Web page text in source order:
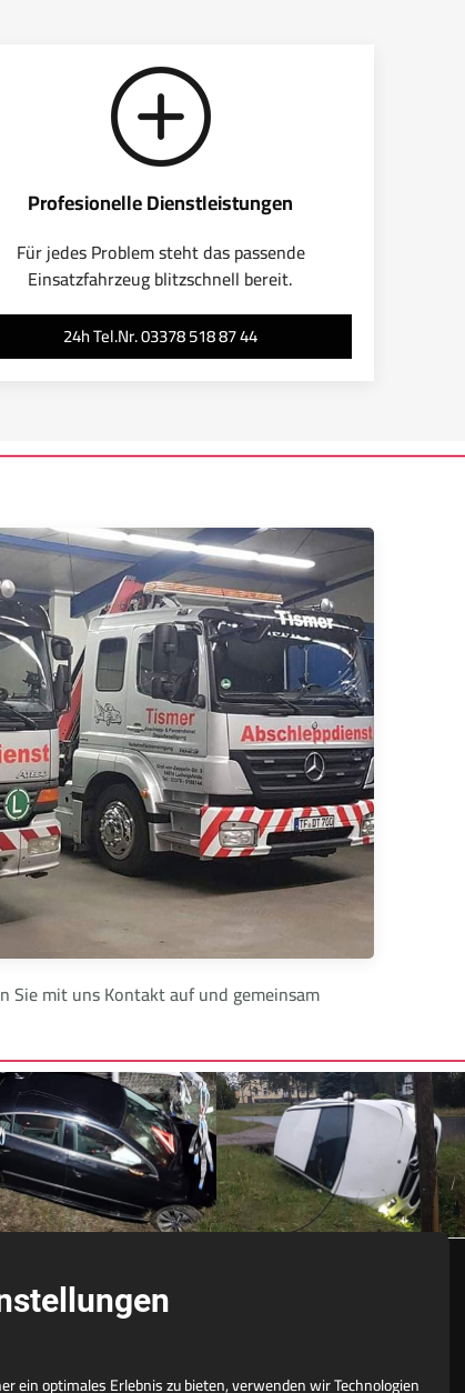
ein optimales Erlebnis zu bieten, verwenden wir Technologien
Profesionelle Dienstleistungen
Für jedes Problem steht das passende
Einsatzfahrzeug blitzschnell bereit.
24h Tel.Nr. 03378 518 87 44
Sie mit uns Kontakt auf und gemeinsam